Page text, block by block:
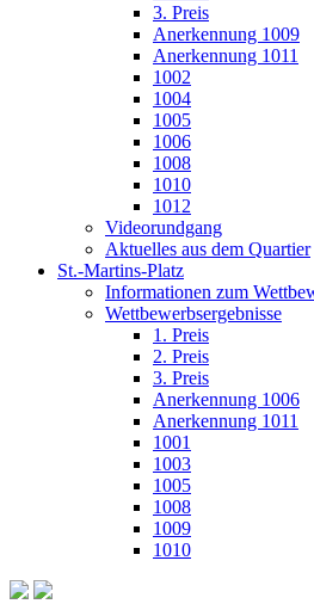
3. Preis
Anerkennung 1009
Anerkennung 1011
1002
1004
1005
1006
1008
1010
1012
Videorundgang
Aktuelles aus dem Quartier
St.-Martins-Platz
Informationen zum
Wettbewerbsergebnisse
1. Preis
2. Preis
3. Preis
Anerkennung 1006
Anerkennung 1011
1001
1003
1005
1008
1009
1010